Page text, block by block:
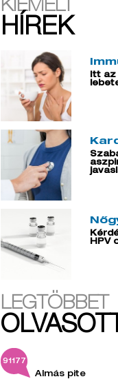
KIEMELT
HÍREK
Itt az
HPV
LEGTÖBBET
OLVASOTT
91177
Almás pite